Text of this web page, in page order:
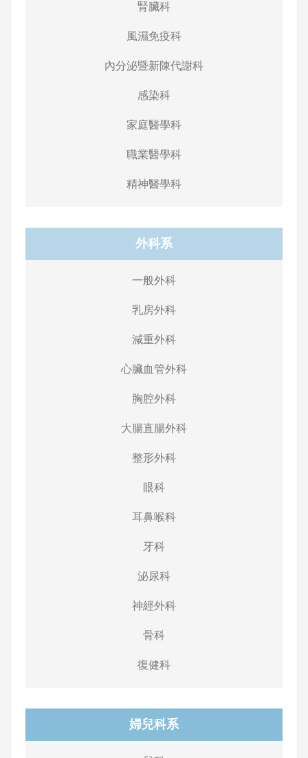
腎臟科
風濕免疫科
內分泌暨新陳代謝科
感染科
家庭醫學科
職業醫學科
精神醫學科
外科系
一般外科
乳房外科
減重外科
心臟血管外科
胸腔外科
大腸直腸外科
整形外科
眼科
耳鼻喉科
牙科
泌尿科
神經外科
骨科
復健科
婦兒科系